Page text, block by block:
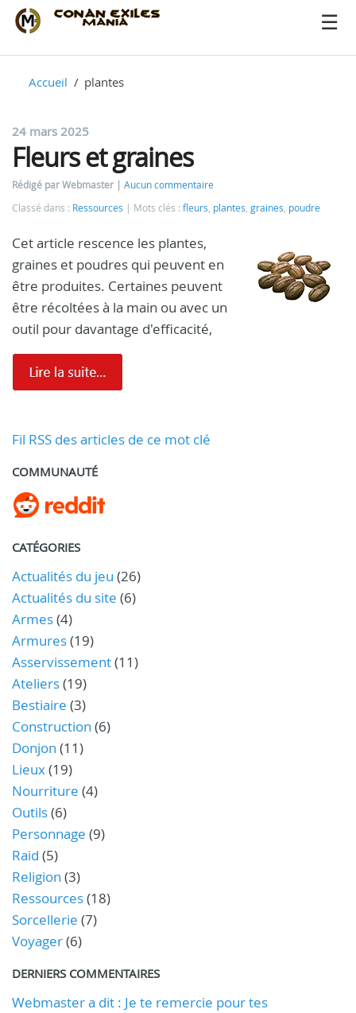
Accueil plantes
24 mars 2025
Fleurs et graines
Rédigé par Webmaster
Aucun commentaire
Classé dans : Ressources Mots clés : fleurs plantes graines poudre
Cet article rescence les plantes,
graines et poudres qui peuvent en
être produites. Certaines peuvent
être récoltées à la main ou avec un
outil pour davantage d'efficacité,
Fil RSS des articles de ce mot clé
COMMUNAUTÉ
CATÉGORIES
Actualités du jeu (26)
Actualités du site (6)
Armes(4)
Armures(19)
Asservissement(11)
Ateliers(19)
Bestiaire (3)
Construction (6)
Donjon (11)
Lieux(19)
Nourriture (4)
Outils(6)
Personnage (9)
Raid (5)
Religion (3)
Ressources(18)
Sorcellerie (7)
Voyager(6)
DERNIERS COMMENTAIRES
Webmaster a dit : Je te remercie pour tes